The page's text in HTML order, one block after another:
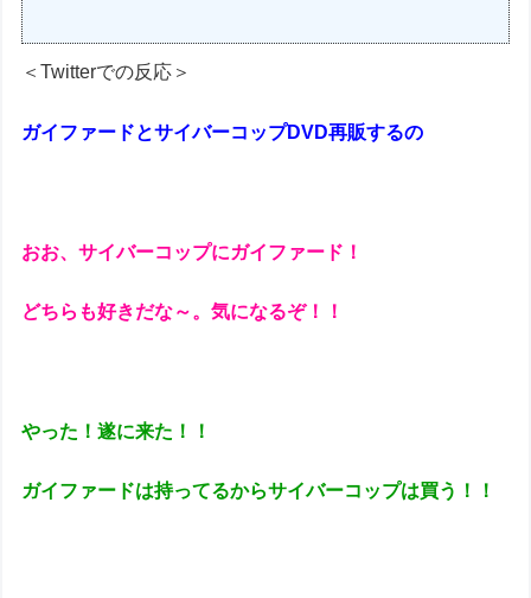
＜Twitterでの反応＞
ガイファードとサイバーコップDVD再販するの
おお、サイバーコップにガイファード！
どちらも好きだな～。気になるぞ！！
やった！遂に来た！！
ガイファードは持ってるからサイバーコップは買う！！